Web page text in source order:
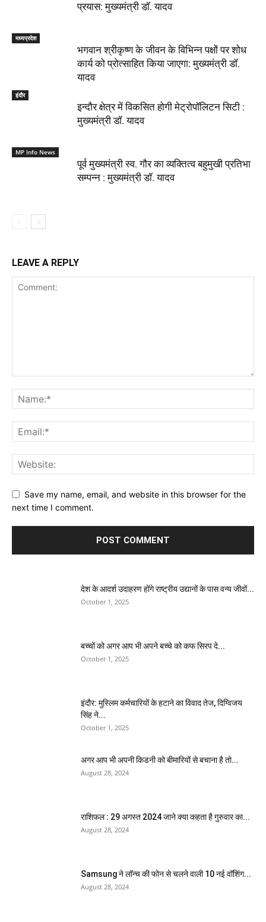
प्रयास: मुख्यमंत्री डॉ. यादव
मध्यप्रदेश
भगवान श्रीकृष्ण के जीवन के विभिन्न पक्षों पर शोध
कार्य को प्रोत्साहित किया जाएगा: मुख्यमंत्री डॉ.
यादव
इंदौर
इन्दौर क्षेत्र में विकसित होगी मेट्रोपॉलिटन सिटी :
मुख्यमंत्री डॉ. यादव
MP Info News
पूर्व मुख्यमंत्री स्व. गौर का व्यक्तित्व बहुमुखी प्रतिभा
सम्पन्न : मुख्यमंत्री डॉ. यादव
LEAVE A REPLY
Save my name, email, and website in this browser for the
next time I comment.
देश के आदर्श उदाहरण होंगे राष्ट्रीय उद्यानों के पास वन्य जीवों...
October 1, 2025
बच्चों को अगर आप भी अपने बच्चे को कफ सिरप दे...
October 1, 2025
इंदौर: मुस्लिम कर्मचारियों के हटाने का विवाद तेज, दिग्विजय
सिंह ने...
October 1, 2025
अगर आप भी अपनी किडनी को बीमारियों से बचाना है तो...
August 28, 2024
राशिफल : 29 अगस्त 2024 जाने क्या कहता है गुरुवार का...
August 28, 2024
Samsung ने लॉन्च की फोन से चलने वाली 10 नई वॉशिंग...
August 28, 2024